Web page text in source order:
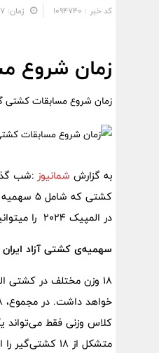
کد خبر : 1094740 زمان: ۱۱:۲۴:۰۷ - تاریخ: ۱۴۰۳/۰۵/۰۶
زمان شروع
زمان شروع مسابقات کشتی گیران
به گزارش شمانیوز :شب
در المپیک 2024 را میتوانید بخوانید .
سهمیه‌ی کشتی آزاد ایران در
کلاس وزنی فقط می‌تواند
متشکل از ۱۸ کشتی‌گیر را انتخاب کند.